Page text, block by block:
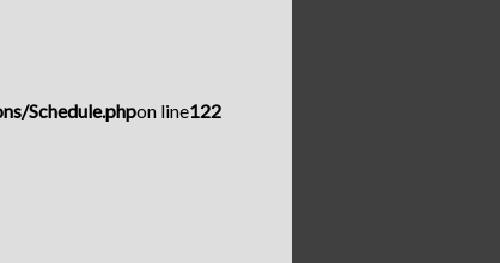
Schedule.phpon line122